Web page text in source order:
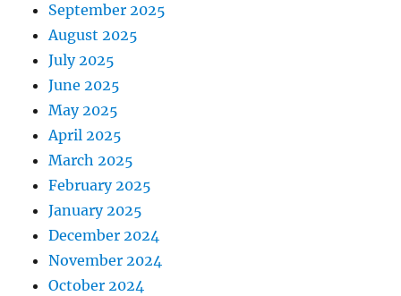
September 2025
August 2025
July 2025
June 2025
May 2025
April 2025
March 2025
February 2025
January 2025
December 2024
November 2024
October 2024